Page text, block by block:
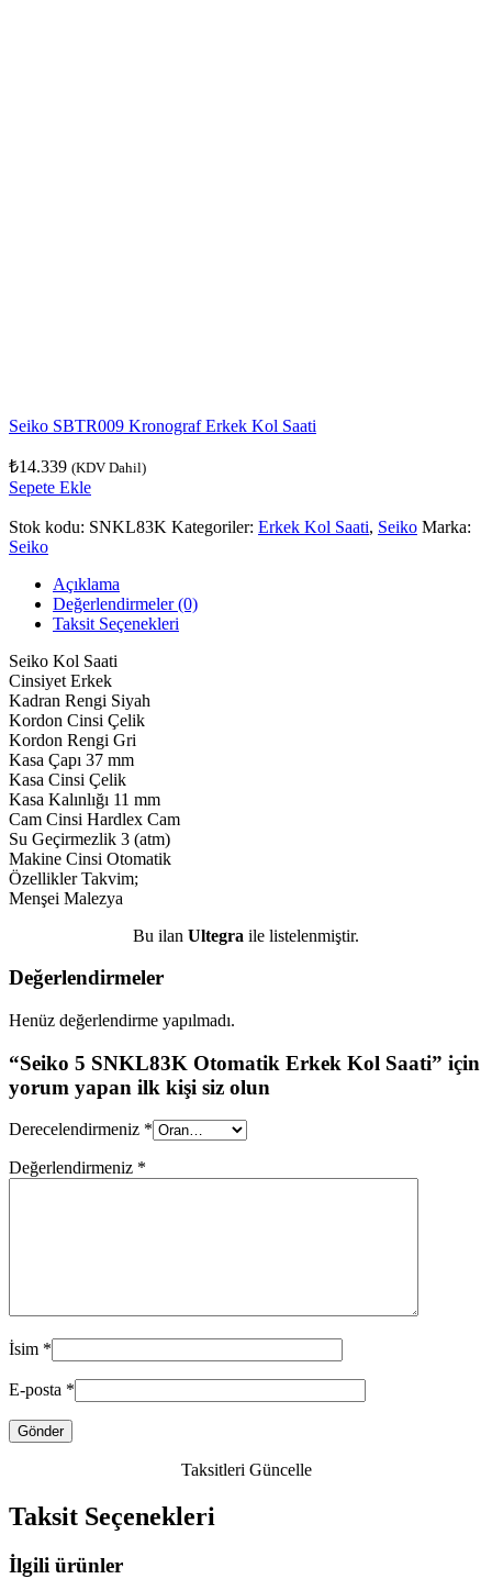
Seiko SBTR009 Kronograf Erkek Kol Saati
₺14.339 (KDV Dahil)
Sepete Ekle
Stok kodu: SNKL83K Kategoriler: Erkek Kol Saati, Seiko Marka:
Seiko
Açıklama
Değerlendirmeler (0)
Taksit Seçenekleri
Seiko Kol Saati
Cinsiyet Erkek
Kadran Rengi Siyah
Kordon Cinsi Çelik
Kordon Rengi Gri
Kasa Çapı 37 mm
Kasa Cinsi Çelik
Kasa Kalınlığı 11 mm
Cam Cinsi Hardlex Cam
Su Geçirmezlik 3 (atm)
Makine Cinsi Otomatik
Özellikler Takvim;
Menşei Malezya
Bu ilan Ultegra ile listelenmiştir.
Değerlendirmeler
Henüz değerlendirme yapılmadı.
“Seiko 5 SNKL83K Otomatik Erkek Kol Saati” için
yorum yapan ilk kişi siz olun
Derecelendirmeniz *
Değerlendirmeniz *
İsim *
E-posta *
Taksitleri Güncelle
Taksit Seçenekleri
İlgili ürünler